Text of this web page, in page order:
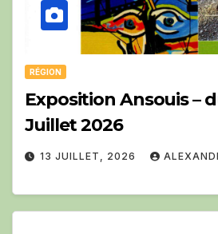
RÉGION
Exposition Ansouis –
Juillet 2026
13 JUILLET, 2026